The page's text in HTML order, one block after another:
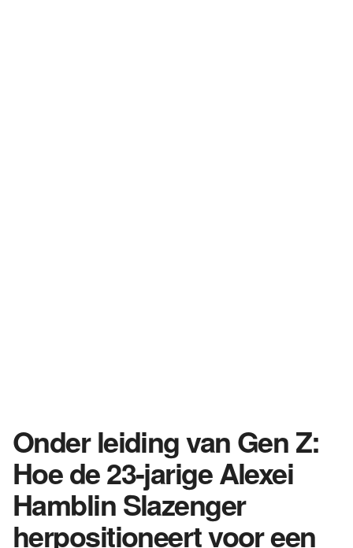
Onder leiding van Gen Z:
Hoe de 23-jarige Alexei
Hamblin Slazenger
herpositioneert voor een